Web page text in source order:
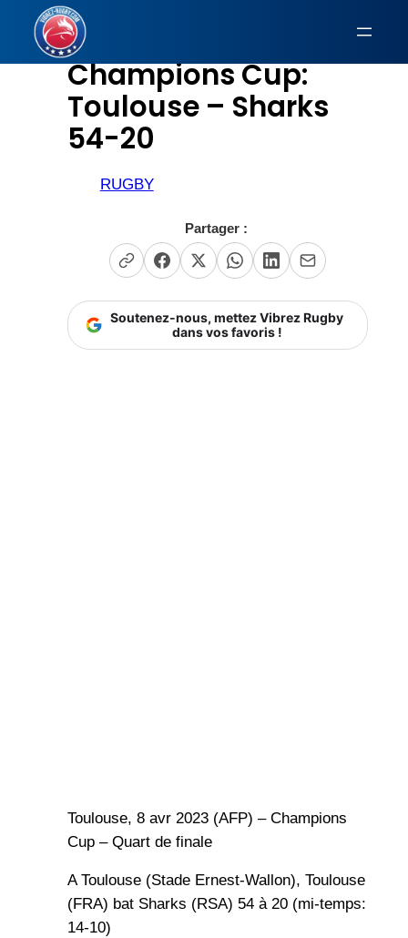
Aller
contenu Champions Cup:
Toulouse – Sharks
54-20
RUGBY
Partager :
Soutenez-nous, mettez Vibrez Rugby
dans vos favoris !
Toulouse, 8 avr 2023 (AFP) – Champions
Cup – Quart de finale
A Toulouse (Stade Ernest-Wallon), Toulouse
(FRA) bat Sharks (RSA) 54 à 20 (mi-temps:
14-10)